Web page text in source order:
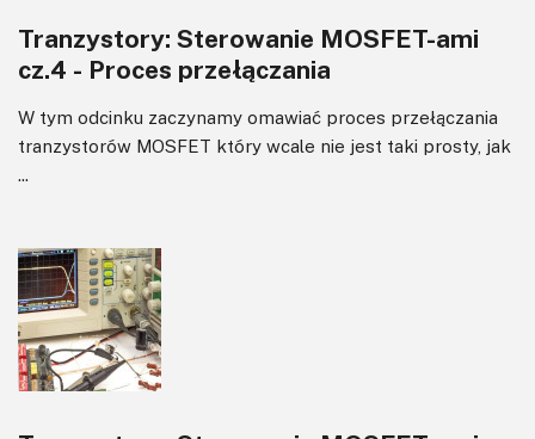
Tranzystory: Sterowanie MOSFET-ami
cz.4 - Proces przełączania
W tym odcinku zaczynamy omawiać proces przełączania
tranzystorów MOSFET który wcale nie jest taki prosty, jak
...